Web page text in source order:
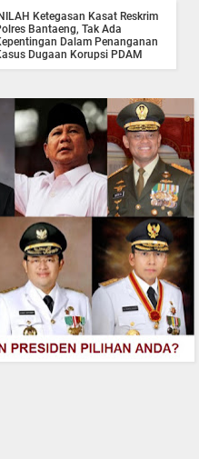
INILAH Ketegasan Kasat Reskrim
Bantaeng, Tak Ada
Dalam Penanganan
Dugaan Korupsi PDAM